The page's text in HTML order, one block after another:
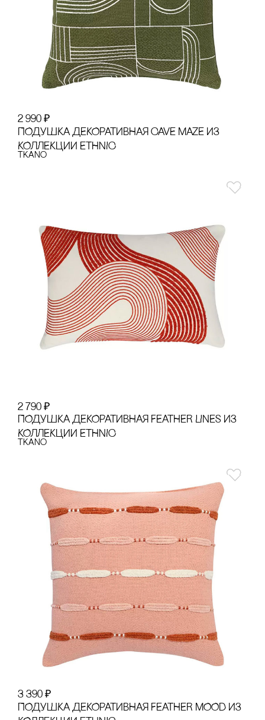
2 990 ₽
ПОДУШКА ДЕКОРАТИВНАЯ CAVE MAZE ИЗ
КОЛЛЕКЦИИ ETHNIC
Tkano
2 790 ₽
ПОДУШКА ДЕКОРАТИВНАЯ FEATHER LINES ИЗ
КОЛЛЕКЦИИ ETHNIC
Tkano
3 390 ₽
ПОДУШКА ДЕКОРАТИВНАЯ FEATHER MOOD ИЗ